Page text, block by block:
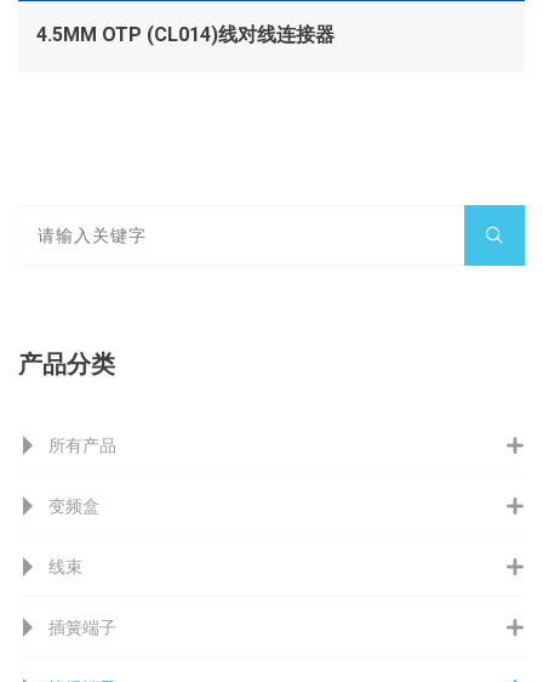
4.5MM OTP (CL014)线对线连接器
产品分类
所有产品
变频盒
线束
插簧端子